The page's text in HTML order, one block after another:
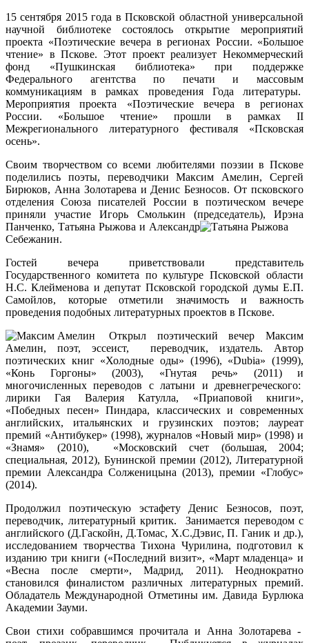
15 сентября 2015 года в Псковской областной универсальной
научной библиотеке состоялось открытие мероприятий
проекта «Поэтические вечера в регионах России. «Большое
чтение» в Пскове. Этот проект реализует Некоммерческий
фонд «Пушкинская библиотека» при поддержке
Федерального агентства по печати и массовым
коммуникациям в рамках проведения Года литературы.
Мероприятия проекта «Поэтические вечера в регионах
России. «Большое чтение» прошли в рамках II
Межрегионального литературного фестиваля «Псковская
осень».
Своим творчеством со всеми любителями поэзии в Пскове
поделились поэты, переводчики Максим Амелин, Сергей
Бирюков, Анна Золотарева и Денис Безносов. От псковского
отделения Союза писателей России в поэтическом вечере
приняли участие Игорь Смолькин (председатель), Ирэна
Панченко, Татьяна Рыжова и Александр
Себежанин.
Гостей вечера приветствовали представитель
Государственного комитета по культуре Псковской области
Н.С. Клейменова и депутат Псковской городской думы Е.П.
Самойлов, которые отметили значимость и важность
проведения подобных литературных проектов в Пскове.
Открыл поэтический вечер Максим
Амелин, поэт, эссеист, переводчик, издатель. Автор
поэтических книг «Холодные оды» (1996), «Dubia» (1999),
«Конь Горгоны» (2003), «Гнутая речь» (2011) и
многочисленных переводов с латыни и древнегреческого:
лирики Гая Валерия Катулла, «Приаповой книги»,
«Победных песен» Пиндара, классических и современных
английских, итальянских и грузинских поэтов; лауреат
премий «Антибукер» (1998), журналов «Новый мир» (1998) и
«Знамя» (2010), «Московский счет (большая, 2004;
специальная, 2012), Бунинской премии (2012), Литературной
премии Александра Солженицына (2013), премии «Глобус»
(2014).
Продолжил поэтическую эстафету Денис Безносов, поэт,
переводчик, литературный критик. Занимается переводом с
английского (Д.Гаскойн, Д.Томас, Х.С.Дэвис, П. Ганик и др.),
исследованием творчества Тихона Чурилина, подготовил к
изданию три книги («Последний визит», «Март младенца» и
«Весна после смерти», Мадрид, 2011). Неоднократно
становился финалистом различных литературных премий.
Обладатель Международной Отметины им. Давида Бурлюка
Академии Зауми.
Свои стихи собравшимся прочитала и Анна Золотарева -